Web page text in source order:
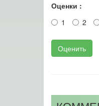
Оценки :
1
2
Оценить